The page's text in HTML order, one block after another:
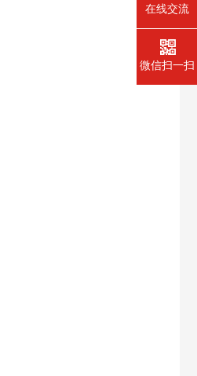
在线交流
微信扫一扫